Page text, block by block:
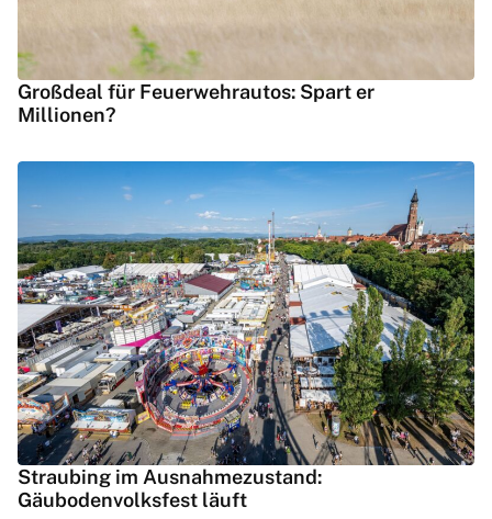
Großdeal für Feuerwehrautos: Spart er
Millionen?
Straubing im Ausnahmezustand:
Gäubodenvolksfest läuft